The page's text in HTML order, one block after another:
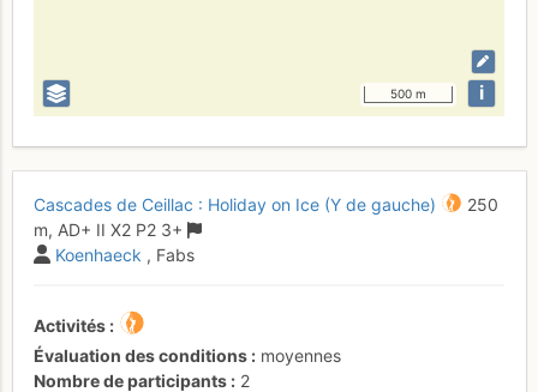
500 m i
Cascades de Ceillac : Holiday on Ice (Y de gauche)
250
m, AD+ II X2 P2 3+
Koenhaeck , Fabs
Activités
Évaluation des conditions
moyennes
Nombre de participants
2